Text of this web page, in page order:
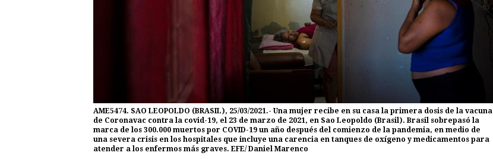
AME5474. SAO LEOPOLDO (BRASIL), 25/03/2021.- Una mujer recibe en su casa la primera dosis de la vacuna
de Coronavac contra la covid-19, el 23 de marzo de 2021, en Sao Leopoldo (Brasil). Brasil sobrepasó la
marca de los 300.000 muertos por COVID-19 un año después del comienzo de la pandemia, en medio de
una severa crisis en los hospitales que incluye una carencia en tanques de oxígeno y medicamentos para
atender a los enfermos más graves. EFE/ Daniel Marenco